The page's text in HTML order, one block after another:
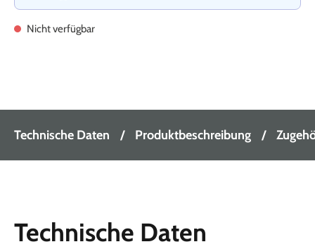
Nicht verfügbar
Technische Daten Produktbeschreibung
Technische Daten